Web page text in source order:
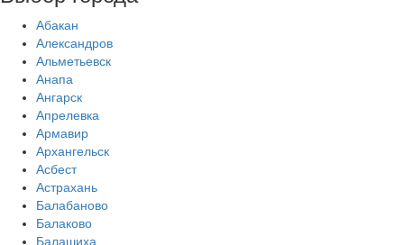
Абакан
Александров
Альметьевск
Анапа
Ангарск
Апрелевка
Армавир
Архангельск
Асбест
Астрахань
Балабаново
Балаково
Балашиха